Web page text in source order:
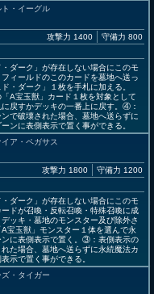
・イーグル
攻撃力 1400 守備力 800
ダーク」が存在しない場合にこのモ
ィールドのこのカードを墓地へ送っ
・ダーク」１枚を手札に加える。
A宝玉獣」カード１枚を対象として
戻すかデッキの一番上に戻す。④：
で破壊された場合、墓地へ送らずに
ンに表側表示で置く事ができる。
ア・ペガサス
攻撃力 1800 守備力 1200
ダーク」が存在しない場合にこのモ
ドが召喚・反転召喚・特殊召喚に成
ッキ・墓地のモンスター及び除外さ
宝玉獣」モンスター１体を選んで永
に表側表示で置く。③：表側表示の
た場合、墓地へ送らずに永続魔法カ
示で置く事ができる。
・タイガー